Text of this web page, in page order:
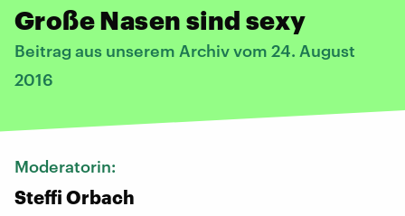
Große Nasen sind sexy
Beitrag aus unserem Archiv vom 24. August
2016
Moderatorin:
Steffi Orbach